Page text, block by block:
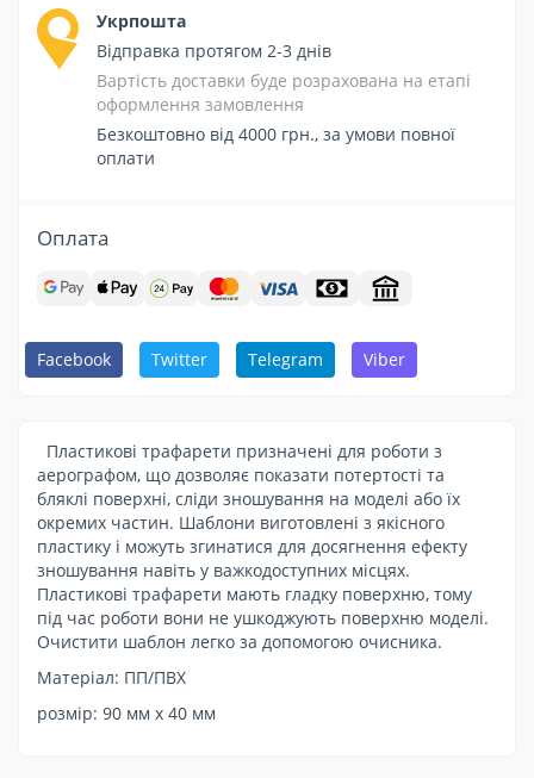
Укрпошта
Відправка протягом 2-3 днів
Вартість доставки буде розрахована на етапі
оформлення замовлення
Безкоштовно від 4000 грн., за умови повної
оплати
Оплата
Facebook Twitter Telegram Viber
Пластикові трафарети призначені для роботи з
аерографом, що дозволяє показати потертості та
бляклі поверхні, сліди зношування на моделі або їх
окремих частин. Шаблони виготовлені з якісного
пластику і можуть згинатися для досягнення ефекту
зношування навіть у важкодоступних місцях.
Пластикові трафарети мають гладку поверхню, тому
під час роботи вони не ушкоджують поверхню моделі.
Очистити шаблон легко за допомогою очисника.
Матеріал: ПП/ПВХ
розмір: 90 мм x 40 мм